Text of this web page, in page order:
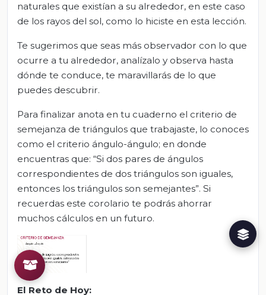
naturales que existían a su alrededor, en este caso
de los rayos del sol, como lo hiciste en esta lección.
Te sugerimos que seas más observador con lo que
ocurre a tu alrededor, analízalo y observa hasta
dónde te conduce, te maravillarás de lo que
puedes descubrir.
Para finalizar anota en tu cuaderno el criterio de
semejanza de triángulos que trabajaste, lo conoces
como el criterio ángulo-ángulo; en donde
encuentras que: “Si dos pares de ángulos
correspondientes de dos triángulos son iguales,
entonces los triángulos son semejantes”. Si
recuerdas este corolario te podrás ahorrar
muchos cálculos en un futuro.
El Reto de Hoy: